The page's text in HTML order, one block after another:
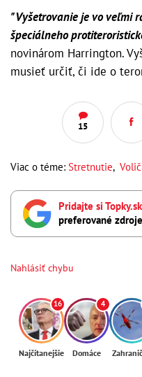
"Vyšetrovanie je vo veľmi
špeciálneho
novinárom Harrington.
musieť určiť, či ide o
15
Viac o téme: Stretnutie,
Pridajte si Topky.sk
preferované
Nahlásiť chybu
16
Najčítanejšie
4
Domáce